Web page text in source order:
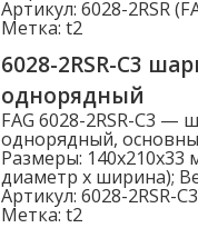
Артикул: 6028-2RSR
Метка: t2
6028-2RSR-C3
однорядный
FAG 6028-2RSR-C3
однорядный,
Размеры:
диаметр x ширина);
Артикул: 6028-2RSR-
Метка: t2